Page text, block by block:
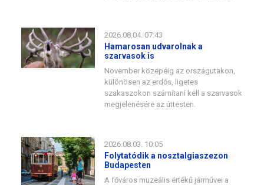
2026.08.04. 07:43
Hamarosan udvarolnak a
szarvasok is
November közepéig az országutakon,
különösen az erdős, ligetes
szakaszokon számítani kell a szarvasok
megjelenésére az úttesten.
2026.08.03. 10:05
Folytatódik a nosztalgiaszezon
Budapesten
A főváros muzeális értékű járművei a